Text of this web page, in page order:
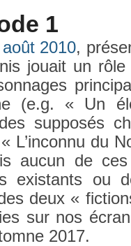
1
2010,
jouait un
(e.g. « Un
sup­posés
L’in­connu du
aucun de ces
ex­is­tants ou
deux «
sur nos
2017.